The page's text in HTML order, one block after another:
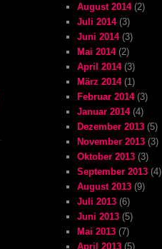
August 2014(2)
Juli 2014(3)
Juni 2014(3)
Mai 2014(2)
April 2014(3)
März 2014(1)
Februar 2014(3)
Januar 2014(4)
Dezember 2013 (5)
November 2013 (3)
Oktober 2013 (3)
September 2013 (4)
August 2013 (9)
Juli 2013 (6)
Juni 2013 (5)
Mai 2013 (7)
April 2013 (5)